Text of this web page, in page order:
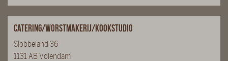
Catering/Worstmakerij/Kookstudio
Slobbeland 36
1131 AB Volendam